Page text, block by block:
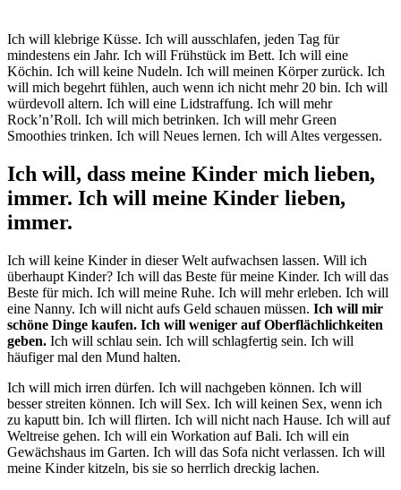
Ich will klebrige Küsse. Ich will ausschlafen, jeden Tag für
mindestens ein Jahr. Ich will Frühstück im Bett. Ich will eine
Köchin. Ich will keine Nudeln. Ich will meinen Körper zurück. Ich
will mich begehrt fühlen, auch wenn ich nicht mehr 20 bin. Ich will
würdevoll altern. Ich will eine Lidstraffung. Ich will mehr
Rock’n’Roll. Ich will mich betrinken. Ich will mehr Green
Smoothies trinken. Ich will Neues lernen. Ich will Altes vergessen.
Ich will, dass meine Kinder mich lieben,
immer. Ich will meine Kinder lieben,
immer.
Ich will keine Kinder in dieser Welt aufwachsen lassen. Will ich
überhaupt Kinder? Ich will das Beste für meine Kinder. Ich will das
Beste für mich. Ich will meine Ruhe. Ich will mehr erleben. Ich will
eine Nanny. Ich will nicht aufs Geld schauen müssen. Ich will mir
schöne Dinge kaufen. Ich will weniger auf Oberflächlichkeiten
geben. Ich will schlau sein. Ich will schlagfertig sein. Ich will
häufiger mal den Mund halten.
Ich will mich irren dürfen. Ich will nachgeben können. Ich will
besser streiten können. Ich will Sex. Ich will keinen Sex, wenn ich
zu kaputt bin. Ich will flirten. Ich will nicht nach Hause. Ich will auf
Weltreise gehen. Ich will ein Workation auf Bali. Ich will ein
Gewächshaus im Garten. Ich will das Sofa nicht verlassen. Ich will
meine Kinder kitzeln, bis sie so herrlich dreckig lachen.